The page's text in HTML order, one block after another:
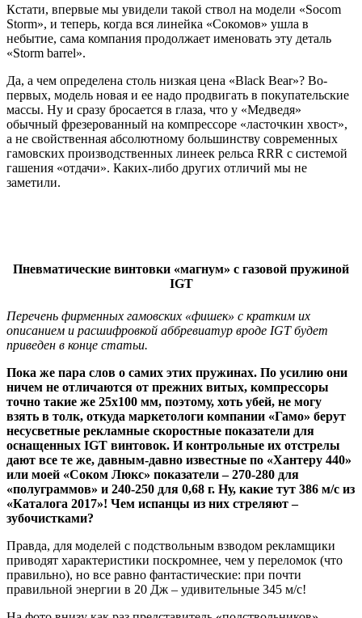
Кстати, впервые мы увидели такой ствол на модели «Socom
Storm», и теперь, когда вся линейка «Сокомов» ушла в
небытие, сама компания продолжает именовать эту деталь
«Storm barrel».
Да, а чем определена столь низкая цена «Black Bear»? Во-
первых, модель новая и ее надо продвигать в покупательские
массы. Ну и сразу бросается в глаза, что у «Медведя»
обычный фрезерованный на компрессоре «ласточкин хвост»,
а не свойственная абсолютному большинству современных
гамовских производственных линеек рельса RRR с системой
гашения «отдачи». Каких-либо других отличий мы не
заметили.
Пневматические винтовки «магнум» с газовой пружиной
IGT
Перечень фирменных гамовских «фишек» с кратким их
описанием и расшифровкой аббревиатур вроде IGT будет
приведен в конце статьи.
Пока же пара слов о самих этих пружинах. По усилию они
ничем не отличаются от прежних витых, компрессоры
точно такие же 25х100 мм, поэтому, хоть убей, не могу
взять в толк, откуда маркетологи компании «Гамо» берут
несусветные рекламные скоростные показатели для
оснащенных IGT винтовок. И контрольные их отстрелы
дают все те же, давным-давно известные по «Хантеру 440»
или моей «Соком Люкс» показатели – 270-280 для
«полуграммов» и 240-250 для 0,68 г. Ну, какие тут 386 м/с из
«Каталога 2017»! Чем испанцы из них стреляют –
зубочистками?
Правда, для моделей с подствольным взводом рекламщики
приводят характеристики поскромнее, чем у переломок (что
правильно), но все равно фантастические: при почти
правильной энергии в 20 Дж – удивительные 345 м/с!